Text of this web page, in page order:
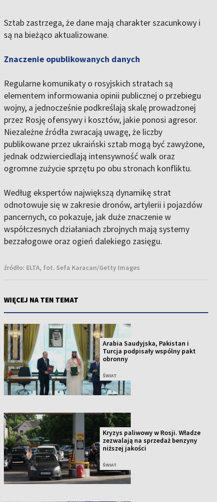
Sztab zastrzega, że dane mają charakter szacunkowy i
są na bieżąco aktualizowane.
Znaczenie opublikowanych danych
Regularne komunikaty o rosyjskich stratach są
elementem informowania opinii publicznej o przebiegu
wojny, a jednocześnie podkreślają skalę prowadzonej
przez Rosję ofensywy i kosztów, jakie ponosi agresor.
Niezależne źródła zwracają uwagę, że liczby
publikowane przez ukraiński sztab mogą być zawyżone,
jednak odzwierciedlają intensywność walk oraz
ogromne zużycie sprzętu po obu stronach konfliktu.
Według ekspertów największą dynamikę strat
odnotowuje się w zakresie dronów, artylerii i pojazdów
pancernych, co pokazuje, jak duże znaczenie w
współczesnych działaniach zbrojnych mają systemy
bezzałogowe oraz ogień dalekiego zasięgu.
źródło: ELTA, fot. Sefa Karacan/Getty Images
WIĘCEJ NA TEN TEMAT
Arabia Saudyjska, Pakistan i
Turcja podpisały wspólny pakt
obronny
ŚWIAT
Kryzys paliwowy w Rosji. Władze
zezwalają na sprzedaż benzyny
niższej jakości
ŚWIAT